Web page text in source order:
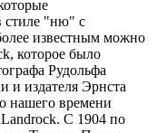
стиле "ню" с
известным можно
которое было
Рудольфа
и издателя Эрнста
нашего времени
С 1904 по